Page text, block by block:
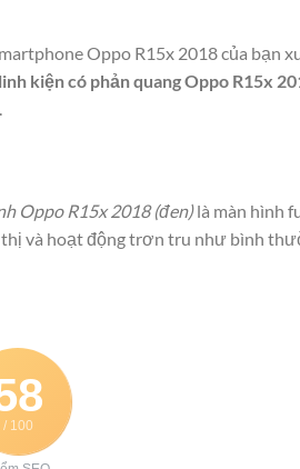
Oppo R15x 2018 của bạn
kiện có phản quang Oppo R15x
Oppo R15x 2018 (đen)là màn hình
và hoạt động trơn tru như bình
/ 100